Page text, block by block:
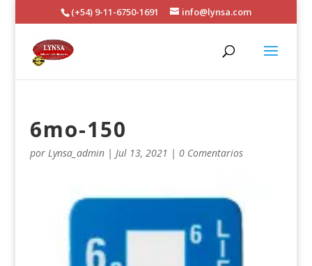
(+54) 9-11-6750-1691 info@lynsa.com
6mo-150
por Lynsa_admin| Jul 13, 2021 | 0 Comentarios